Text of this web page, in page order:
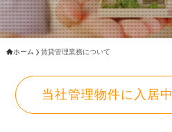
ホーム 賃貸管理業務について
当社管理物件に入居